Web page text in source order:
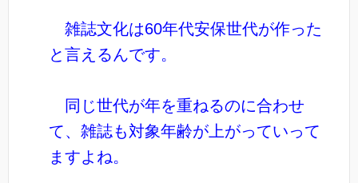
雑誌文化は60年代安保世代が作った
と言えるんです。
同じ世代が年を重ねるのに合わせ
て、雑誌も対象年齢が上がっていって
ますよね。